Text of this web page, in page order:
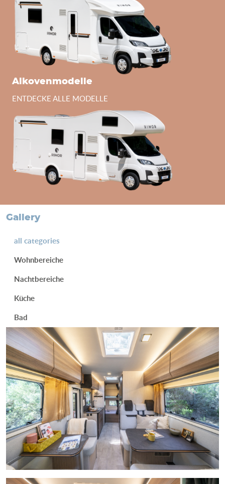
Alkovenmodelle
ENTDECKE ALLE MODELLE
Gallery
all categories
Wohnbereiche
Nachtbereiche
Küche
Bad